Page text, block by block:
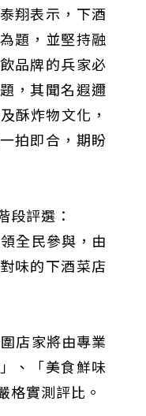
翔表示，下酒
題，並堅持融
品牌的兵家必
，其聞名遐邇
酥炸物文化，
拍即合，期盼
段評選：
全民參與，由
味的下酒菜店
店家將由專業
、「美食鮮味
格實測評比。